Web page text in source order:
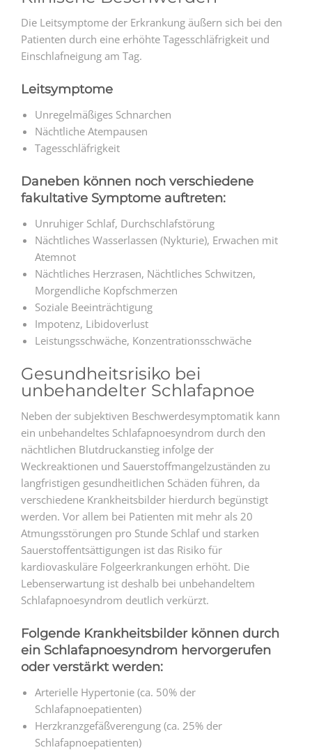
Die Leitsymptome der Erkrankung äußern sich bei den
Patienten durch eine erhöhte Tagesschläfrigkeit und
Einschlafneigung am Tag.
Leitsymptome
Unregelmäßiges Schnarchen
Nächtliche Atempausen
Tagesschläfrigkeit
Daneben können noch verschiedene
fakultative Symptome auftreten:
Unruhiger Schlaf, Durchschlafstörung
Nächtliches Wasserlassen (Nykturie), Erwachen mit
Atemnot
Nächtliches Herzrasen, Nächtliches Schwitzen,
Morgendliche Kopfschmerzen
Soziale Beeinträchtigung
Impotenz, Libidoverlust
Leistungsschwäche, Konzentrationsschwäche
Gesundheitsrisiko bei
unbehandelter Schlafapnoe
Neben der subjektiven Beschwerdesymptomatik kann
ein unbehandeltes Schlafapnoesyndrom durch den
nächtlichen Blutdruckanstieg infolge der
Weckreaktionen und Sauerstoffmangelzuständen zu
langfristigen gesundheitlichen Schäden führen, da
verschiedene Krankheitsbilder hierdurch begünstigt
werden. Vor allem bei Patienten mit mehr als 20
Atmungsstörungen pro Stunde Schlaf und starken
Sauerstoffentsättigungen ist das Risiko für
kardiovaskuläre Folgeerkrankungen erhöht. Die
Lebenserwartung ist deshalb bei unbehandeltem
Schlafapnoesyndrom deutlich verkürzt.
Folgende Krankheitsbilder können durch
ein Schlafapnoesyndrom hervorgerufen
oder verstärkt werden:
Arterielle Hypertonie (ca. 50% der
Schlafapnoepatienten)
Herzkranzgefäßverengung (ca. 25% der
Schlafapnoepatienten)